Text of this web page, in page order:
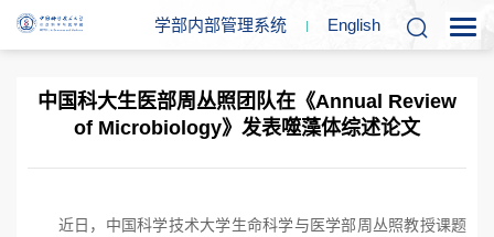
学部内部管理系统 English
中国科大生医部周丛照团队在《Annual Review
of Microbiology》发表噬藻体综述论文
近日，中国科学技术大学生命科学与医学部周丛照教授课题